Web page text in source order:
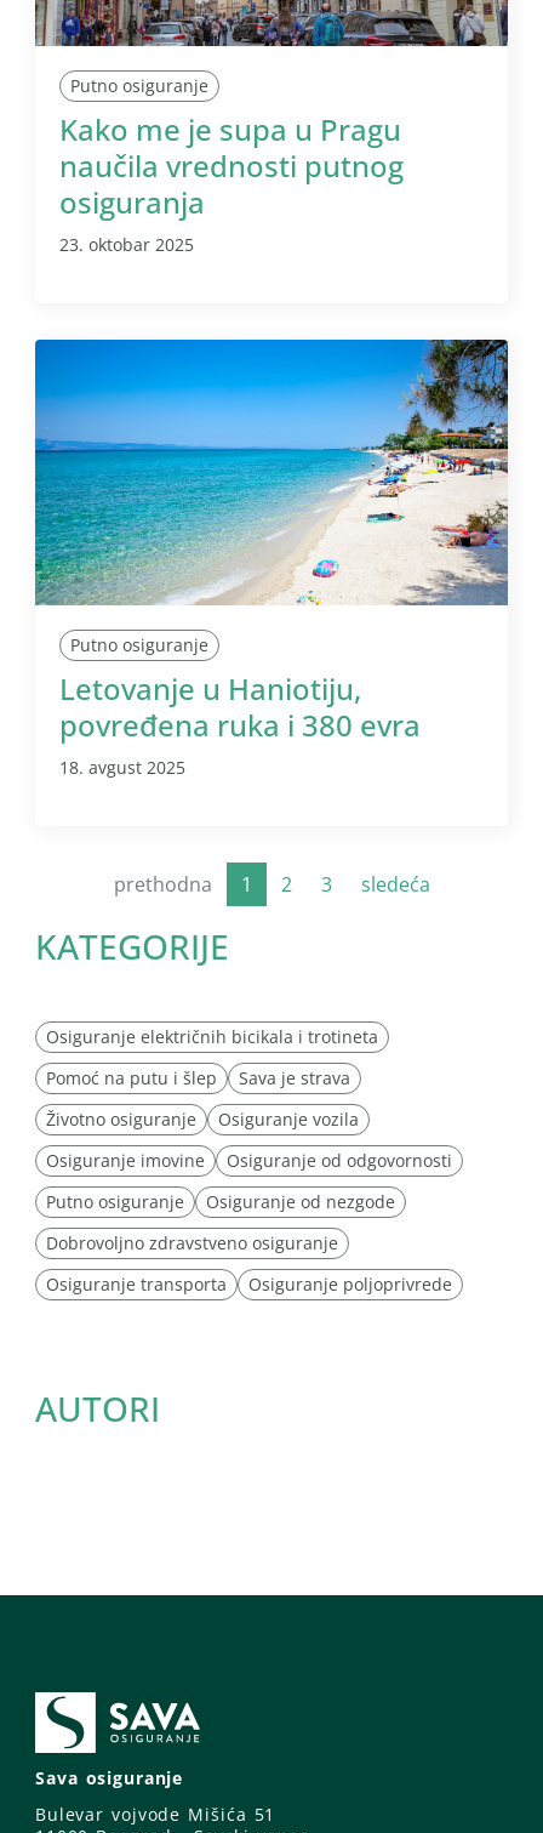
Putno osiguranje
Kako me je supa u Pragu
naučila vrednosti putnog
osiguranja
23. oktobar 2025
Putno osiguranje
Letovanje u Haniotiju,
povređena ruka i 380 evra
18. avgust 2025
prethodna 1 2 3 sledeća
KATEGORIJE
Osiguranje električnih bicikala i trotineta
Pomoć na putu i šlep
Sava je strava
Životno osiguranje
Osiguranje vozila
Osiguranje imovine
Osiguranje od odgovornosti
Putno osiguranje
Osiguranje od nezgode
Dobrovoljno zdravstveno osiguranje
Osiguranje transporta
Osiguranje poljoprivrede
AUTORI
Sava osiguranje
Bulevar vojvode Mišića 51